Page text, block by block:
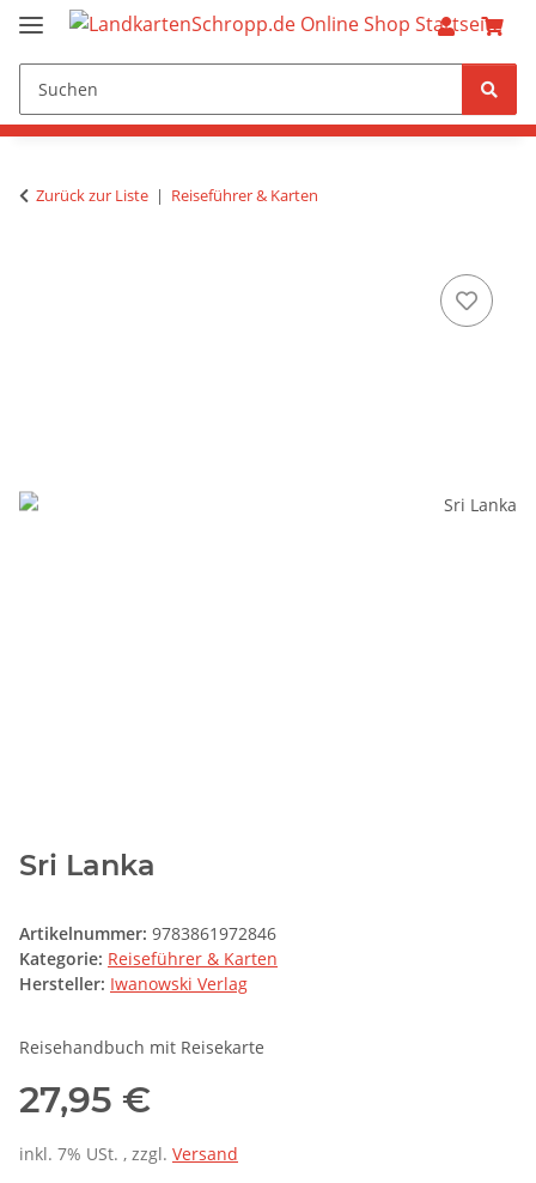
Zurück zur Liste Reiseführer & Karten
Sri Lanka
Artikelnummer: 9783861972846
Kategorie: Reiseführer & Karten
Hersteller: Iwanowski Verlag
Reisehandbuch mit Reisekarte
27,95 €
inkl. 7% USt. , zzgl. Versand